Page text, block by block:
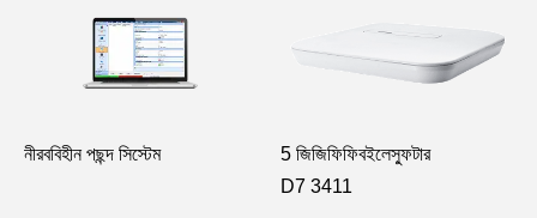
নীরববিহীন পছন্দ সিস্টেম
5 জিজিফিফিবইলেস্ফুটার
D7 3411